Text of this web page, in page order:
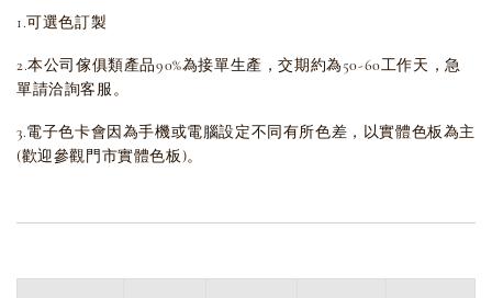
1.可選色訂製
2.本公司傢俱類產品90%為接單生產，交期約為50-60工作天，急
單請洽詢客服。
3.電子色卡會因為手機或電腦設定不同有所色差，以實體色板為主
(歡迎參觀門市實體色板)。